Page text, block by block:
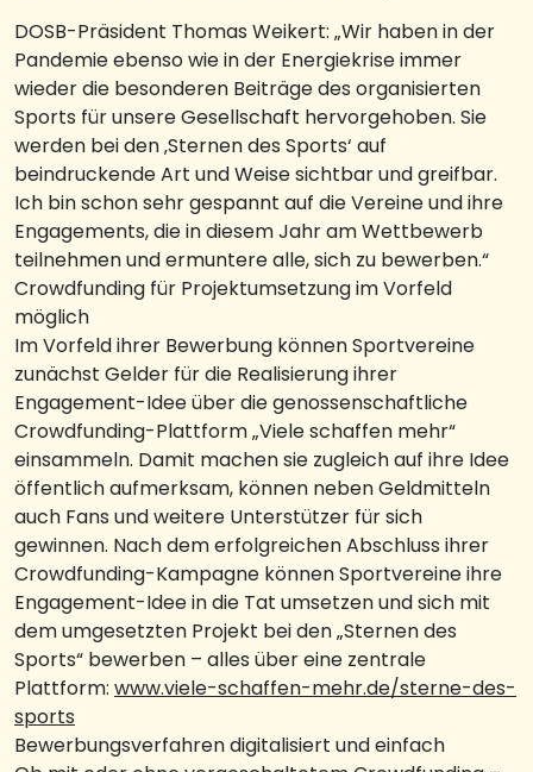
DOSB-Präsident Thomas Weikert: „Wir haben in der
Pandemie ebenso wie in der Energiekrise immer
wieder die besonderen Beiträge des organisierten
Sports für unsere Gesellschaft hervorgehoben. Sie
werden bei den ‚Sternen des Sports‘ auf
beindruckende Art und Weise sichtbar und greifbar.
Ich bin schon sehr gespannt auf die Vereine und ihre
Engagements, die in diesem Jahr am Wettbewerb
teilnehmen und ermuntere alle, sich zu bewerben.“
Crowdfunding für Projektumsetzung im Vorfeld
möglich
Im Vorfeld ihrer Bewerbung können Sportvereine
zunächst Gelder für die Realisierung ihrer
Engagement-Idee über die genossenschaftliche
Crowdfunding-Plattform „Viele schaffen mehr“
einsammeln. Damit machen sie zugleich auf ihre Idee
öffentlich aufmerksam, können neben Geldmitteln
auch Fans und weitere Unterstützer für sich
gewinnen. Nach dem erfolgreichen Abschluss ihrer
Crowdfunding-Kampagne können Sportvereine ihre
Engagement-Idee in die Tat umsetzen und sich mit
dem umgesetzten Projekt bei den „Sternen des
Sports“ bewerben – alles über eine zentrale
Plattform: www.viele-schaffen-mehr.de/sterne-des-
sports
Bewerbungsverfahren digitalisiert und einfach